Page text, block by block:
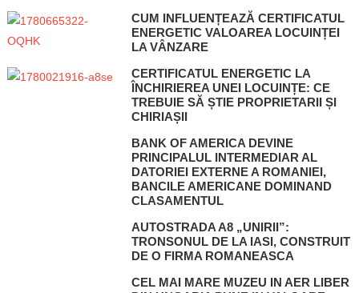
CUM INFLUENȚEAZĂ CERTIFICATUL
ENERGETIC VALOAREA LOCUINȚEI
LA VÂNZARE
CERTIFICATUL ENERGETIC LA
ÎNCHIRIEREA UNEI LOCUINȚE: CE
TREBUIE SĂ ȘTIE PROPRIETARII ȘI
CHIRIAȘII
BANK OF AMERICA DEVINE
PRINCIPALUL INTERMEDIAR AL
DATORIEI EXTERNE A ROMANIEI,
BANCILE AMERICANE DOMINAND
CLASAMENTUL
AUTOSTRADA A8 „UNIRII”:
TRONSONUL DE LA IASI, CONSTRUIT
DE O FIRMA ROMANEASCA
CEL MAI MARE MUZEU IN AER LIBER